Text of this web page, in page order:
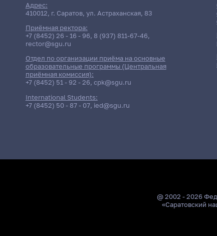
Адрес:
410012, г. Саратов, ул. Астраханская, 83
Приёмная ректора:
+7 (8452) 26 - 16 - 96, 8 (937) 811-67-46,
rector@sgu.ru
Отдел по организации приёма на основные
образовательные программы (Центральная
приёмная комиссия):
+7 (8452) 51 - 92 - 26, cpk@sgu.ru
International Students:
+7 (8452) 50 - 87 - 07, ied@sgu.ru
@ 2002 - 2026
«Саратовский